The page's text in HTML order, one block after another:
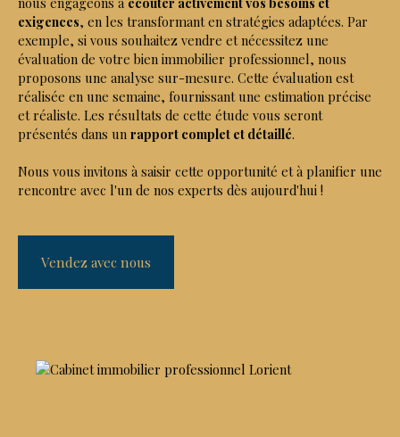
exigences, en les transformant en stratégies adaptées. Par
exemple, si vous souhaitez vendre et nécessitez une
évaluation de votre bien immobilier professionnel, nous
proposons une analyse sur-mesure. Cette évaluation est
réalisée en une semaine, fournissant une estimation précise
et réaliste. Les résultats de cette étude vous seront
présentés dans un rapport complet et détaillé.
Nous vous invitons à saisir cette opportunité et à planifier une
rencontre avec l'un de nos experts dès aujourd'hui !
Vendez avec nous